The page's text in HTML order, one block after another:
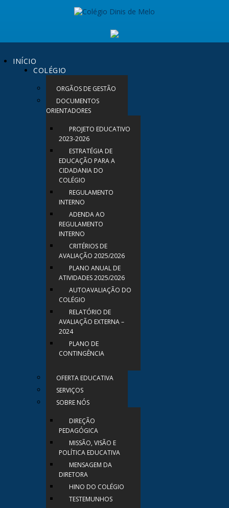
INÍCIO
COLÉGIO
ORGÃOS DE GESTÃO
DOCUMENTOS
ORIENTADORES
PROJETO EDUCATIVO
2023-2026
ESTRATÉGIA DE
EDUCAÇÃO PARA A
CIDADANIA DO
COLÉGIO
REGULAMENTO
INTERNO
ADENDA AO
REGULAMENTO
INTERNO
CRITÉRIOS DE
AVALIAÇÃO 2025/2026
PLANO ANUAL DE
ATIVIDADES 2025/2026
AUTOAVALIAÇÃO DO
COLÉGIO
RELATÓRIO DE
AVALIAÇÃO EXTERNA –
2024
PLANO DE
CONTINGÊNCIA
OFERTA EDUCATIVA
SERVIÇOS
SOBRE NÓS
DIREÇÃO
PEDAGÓGICA
MISSÃO, VISÃO E
POLÍTICA EDUCATIVA
MENSAGEM DA
DIRETORA
HINO DO COLÉGIO
TESTEMUNHOS